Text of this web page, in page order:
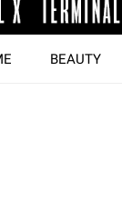
BEAUTY